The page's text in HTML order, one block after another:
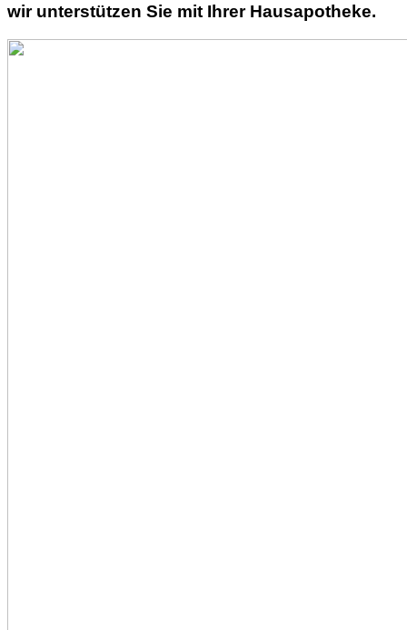
wir unterstützen Sie mit Ihrer Hausapotheke.